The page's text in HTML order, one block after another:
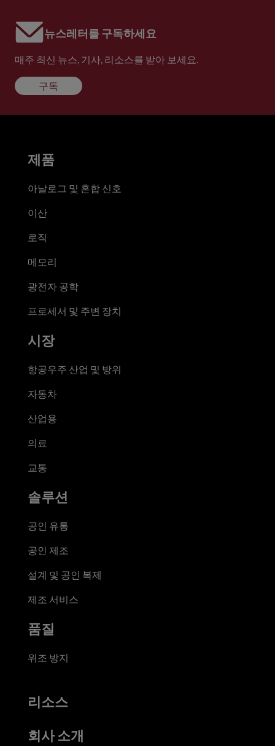
뉴스레터를 구독하세요
매주 최신 뉴스, 기사, 리소스를 받아 보세요.
구독
제품
아날로그 및 혼합 신호
이산
로직
메모리
광전자 공학
프로세서 및 주변 장치
시장
항공우주 산업 및 방위
자동차
산업용
의료
교통
솔루션
공인 유통
공인 제조
설계 및 공인 복제
제조 서비스
품질
위조 방지
리소스
회사 소개